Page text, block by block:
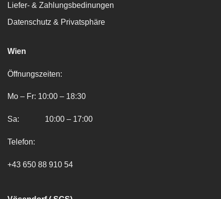
Liefer- & Zahlungsbedinungen
Datenschutz & Privatsphäre
Wien
Öffnungszeiten:
Mo – Fr: 10:00 – 18:30
Sa: 10:00 – 17:00
Telefon:
+43 650 88 910 54